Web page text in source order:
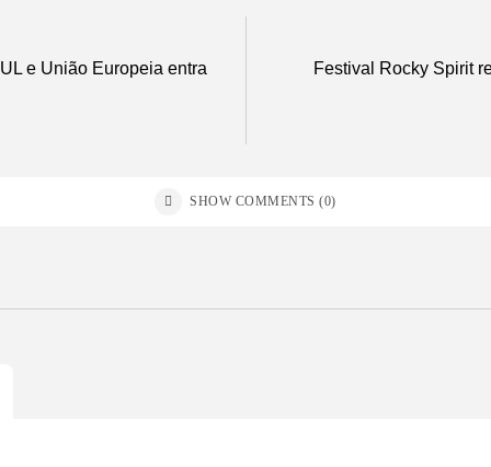
e União Europeia entra
Festival Rocky Spirit
SHOW COMMENTS (0)